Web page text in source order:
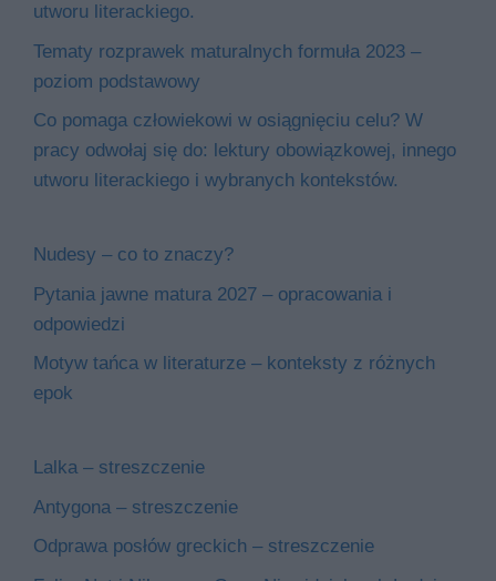
utworu literackiego.
Tematy rozprawek maturalnych formuła 2023 –
poziom podstawowy
Co pomaga człowiekowi w osiągnięciu celu? W
pracy odwołaj się do: lektury obowiązkowej, innego
utworu literackiego i wybranych kontekstów.
Nudesy – co to znaczy?
Pytania jawne matura 2027 – opracowania i
odpowiedzi
Motyw tańca w literaturze – konteksty z różnych
epok
Lalka – streszczenie
Antygona – streszczenie
Odprawa posłów greckich – streszczenie